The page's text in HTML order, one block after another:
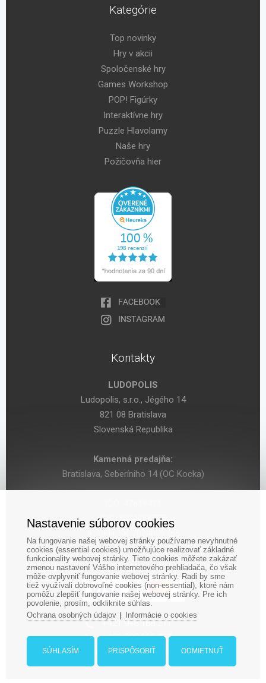
Kategórie
Top novinky
Hry v akcii
Spoločenské hry
Games Workshop
POP! Figúrky
Interaktívne hry
Puzzle Hlavolamy
Naše hry
Požičovňa hier
Kontakty
LUDOPOLIS
Ludopolis, s.r.o., Jégého 14
821 08 Bratislava
Slovenská Republika
Kamenná predajňa:
Bratislava, Seberíniho 14 (OC Kocka)
DIČ: 2024029755
‎+421 948 188 211
+421 908 666 767
ludopolis@ludopolis.sk
Nastavenie súborov cookies
Na fungovanie našej webovej stránky používame nevyhnutné
cookies (essential cookies) umožňujúce realizovať základné
funkcionality webovej stránky. Tieto cookies môžete zakázať
zmenou nastavení Vášho internetového prehliadača, čo však
môže ovplyvniť fungovanie webovej stránky. Radi by sme
tiež využívali dobrovoľné cookies (non-essential), ktoré nám
pomôžu zlepšiť fungovanie našej webovej stránky. Pre ich
povolenie, prosím, odkliknite súhlas.
Ochrana osobných údajov| Informácie o cookies
SÚHLASÍM PRISPÔSOBIŤ ODMIETNUŤ